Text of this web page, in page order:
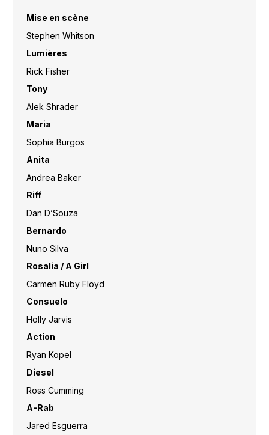
Mise en scène
Stephen Whitson
Lumières
Rick Fisher
Tony
Alek Shrader
Maria
Sophia Burgos
Anita
Andrea Baker
Riff
Dan D’Souza
Bernardo
Nuno Silva
Rosalia / A Girl
Carmen Ruby Floyd
Consuelo
Holly Jarvis
Action
Ryan Kopel
Diesel
Ross Cumming
A-Rab
Jared Esguerra